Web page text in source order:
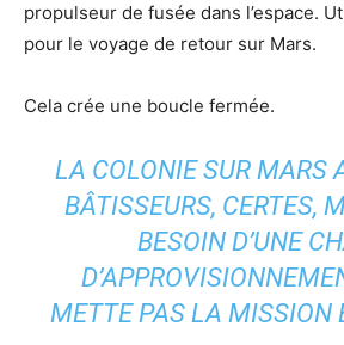
propulseur de fusée dans l’espace.
pour le voyage de retour sur Mars.
Cela crée une boucle fermée.
LA COLONIE SUR MARS
BÂTISSEURS, CERTES,
BESOIN D’UNE
METTE PAS LA MISSION